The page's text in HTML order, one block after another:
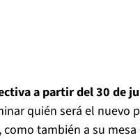
a partir del 30 de
quién será el nuevo
también a su mesa